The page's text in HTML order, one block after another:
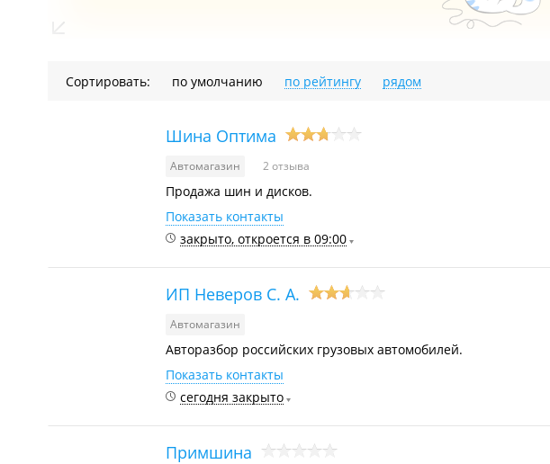
Сортировать: по умолчанию по рейтингу рядом
Шина Оптима
Автомагазин 2 отзыва
Продажа шин и дисков.
Показать контакты
закрыто, откроется в 09:00
ИП Неверов С. А.
Автомагазин
Авторазбор российских грузовых автомобилей.
Показать контакты
сегодня закрыто
Примшина